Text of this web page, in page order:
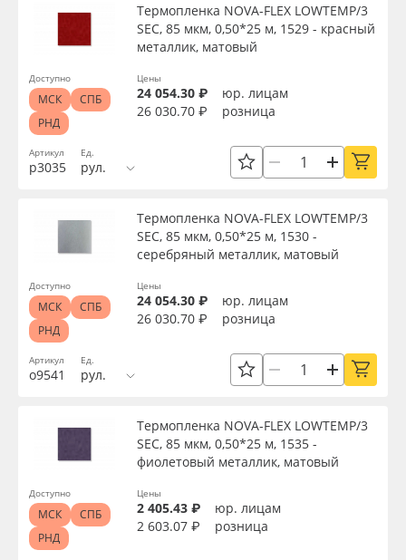
ПЭТ листовой
ПЭТ бэклит
Вспененный ПВХ
Баннер
Заготовки для сувениров
Производитель
Серия
Назначение
Применить
Сбросить фильтр
Артикул
р3035
Термопленка NOVA-FLEX LOWTEMP/3
SEC, 85 мкм, 0,50*25 м, 1529 - красный
металлик, матовый
Ед.
рул.
Цены
24 054.30 ₽
юр. лицам
26 030.70 ₽
розница
Доступно
МСК
СПБ
РНД
Артикул
о9541
Термопленка NOVA-FLEX LOWTEMP/3
SEC, 85 мкм, 0,50*25 м, 1530 -
серебряный металлик, матовый
Ед.
рул.
Цены
24 054.30 ₽
юр. лицам
26 030.70 ₽
розница
Доступно
МСК
СПБ
РНД
Термопленка NOVA-FLEX LOWTEMP/3
SEC, 85 мкм, 0,50*25 м, 1535 -
фиолетовый металлик, матовый
Цены
2 405.43 ₽
юр. лицам
2 603.07 ₽
розница
Доступно
МСК
СПБ
РНД